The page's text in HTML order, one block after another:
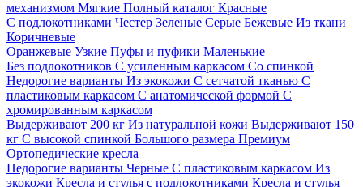
механизмом Мягкие Полный каталог Красные
С подлокотниками Честер Зеленые Серые Бежевые Из ткани
Коричневые
Оранжевые Узкие Пуфы и пуфики Маленькие
Без подлокотников С усиленным каркасом Со спинкой
Недорогие варианты Из экокожи С сетчатой тканью С
пластиковым каркасом С анатомической формой С
хромированным каркасом
Выдерживают 200 кг Из натуральной кожи Выдерживают 150
кг С высокой спинкой Большого размера Премиум
Ортопедические кресла
Недорогие варианты Черные С пластиковым каркасом Из
экокожи Кресла и стулья с подлокотниками Кресла и стулья